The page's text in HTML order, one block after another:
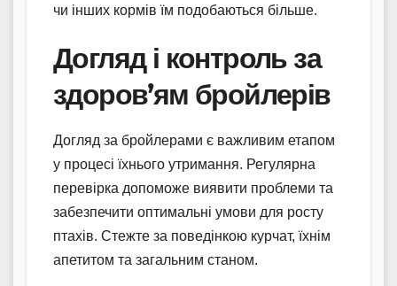
чи інших кормів їм подобаються більше.
Догляд і контроль за
здоров’ям бройлерів
Догляд за бройлерами є важливим етапом
у процесі їхнього утримання. Регулярна
перевірка допоможе виявити проблеми та
забезпечити оптимальні умови для росту
птахів. Стежте за поведінкою курчат, їхнім
апетитом та загальним станом.